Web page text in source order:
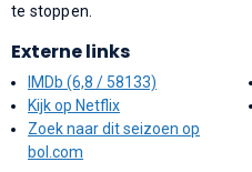
te stoppen.
Externe links
IMDb (6,8 / 58133)
Kijk op Netflix
Zoek naar dit seizoen op
bol.com